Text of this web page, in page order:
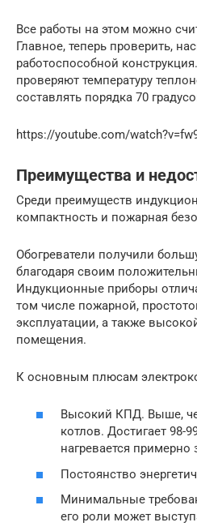
Все работы на этом можно
Главное, теперь проверить,
работоспособной
проверяют температуру
составлять порядка 70
https://youtube.com/
Преимущества и
Среди преимуществ
компактность и пожарная
Обогреватели получили
благодаря своим
Индукционные приборы
том числе пожарной,
эксплуатации, а также
помещения.
К основным плюсам
Высокий КПД. Выше,
котлов. Достигает 98-
нагревается примерно
Постоянство
Минимальные
его роли может